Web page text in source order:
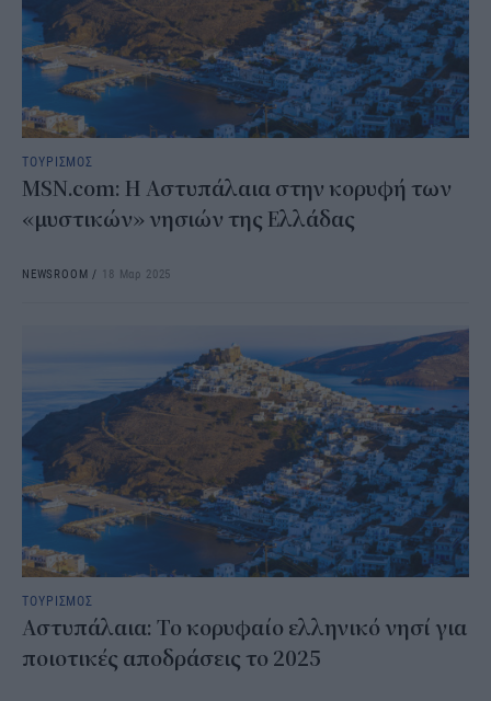
ΤΟΥΡΙΣΜΟΣ
MSN.com: Η Αστυπάλαια στην κορυφή των
«μυστικών» νησιών της Ελλάδας
NEWSROOM / 18 Μαρ 2025
ΤΟΥΡΙΣΜΟΣ
Αστυπάλαια: Το κορυφαίο ελληνικό νησί για
ποιοτικές αποδράσεις το 2025​​​​​​​​​​​